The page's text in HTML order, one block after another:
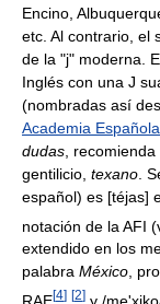
Encino,
etc. Al contrario, el
de la "j" moderna.
Inglés con una J
(nombradas así
Academia Española
dudas ,
gentilicio, texano .
español) es [téjas]
notación de la AFI
extendido en los
palabra México,
[4] [2]